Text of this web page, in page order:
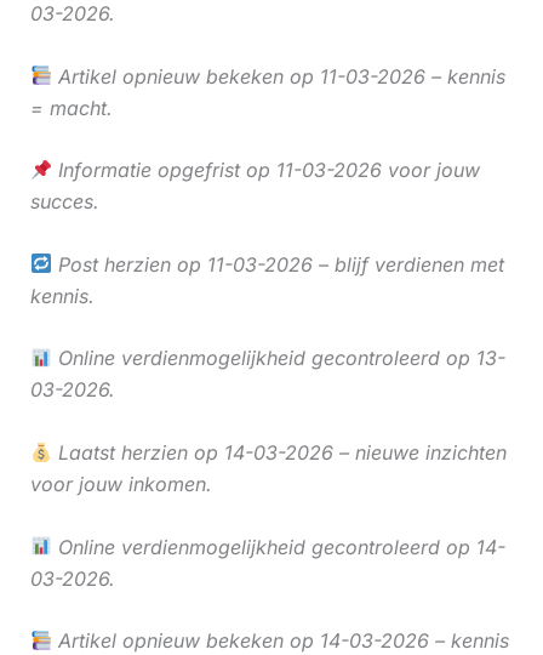
03-2026.
Artikel opnieuw bekeken op 11-03-2026 – kennis
= macht.
Informatie opgefrist op 11-03-2026 voor jouw
succes.
Post herzien op 11-03-2026 – blijf verdienen met
kennis.
Online verdienmogelijkheid gecontroleerd op 13-
03-2026.
Laatst herzien op 14-03-2026 – nieuwe inzichten
voor jouw inkomen.
Online verdienmogelijkheid gecontroleerd op 14-
03-2026.
Artikel opnieuw bekeken op 14-03-2026 – kennis